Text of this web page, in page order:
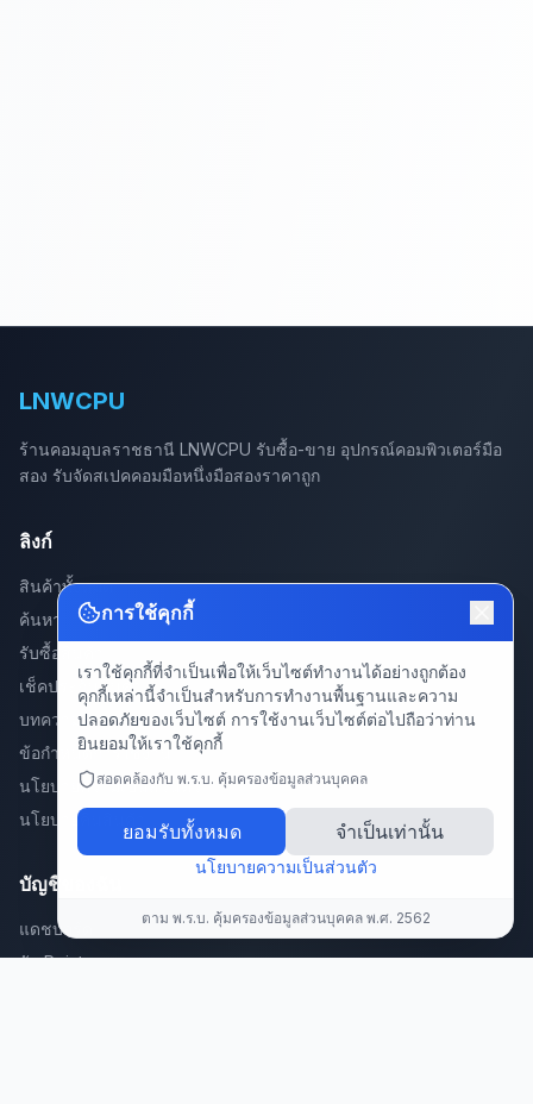
LNWCPU
ร้านคอมอุบลราชธานี LNWCPU รับซื้อ-ขาย อุปกรณ์คอมพิวเตอร์มือ
สอง รับจัดสเปคคอมมือหนึ่งมือสองราคาถูก
ลิงก์
สินค้าทั้งหมด
ค้นหา
รับซื้อสินค้า
เช็คประกันสินค้า
บทความ
ข้อกำหนดการใช้งาน
นโยบายความเป็นส่วนตัว
นโยบายคืนสินค้า
บัญชีของฉัน
แดชบอร์ด
รับ Point
การใช้คุกกี้
เราใช้คุกกี้ที่จำเป็นเพื่อให้เว็บไซต์ทำงานได้อย่างถูกต้อง
คุกกี้เหล่านี้จำเป็นสำหรับการทำงานพื้นฐานและความ
ปลอดภัยของเว็บไซต์ การใช้งานเว็บไซต์ต่อไปถือว่าท่าน
ยินยอมให้เราใช้คุกกี้
สอดคล้องกับ พ.ร.บ. คุ้มครองข้อมูลส่วนบุคคล
ยอมรับทั้งหมด จำเป็นเท่านั้น
นโยบายความเป็นส่วนตัว
ตาม พ.ร.บ. คุ้มครองข้อมูลส่วนบุคคล พ.ศ. 2562